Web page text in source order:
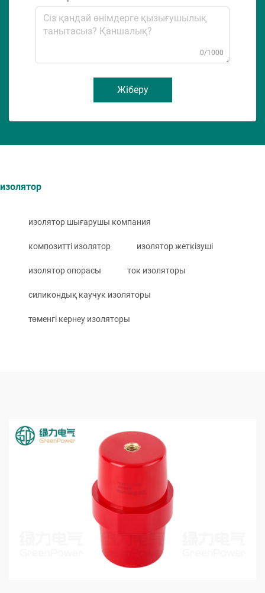
0/1000
Жіберу
изолятор
изолятор шығарушы компания
композитті изолятор изолятор жеткізуші
изолятор опорасы ток изоляторы
силикондық каучук изоляторы
төменгі кернеу изоляторы